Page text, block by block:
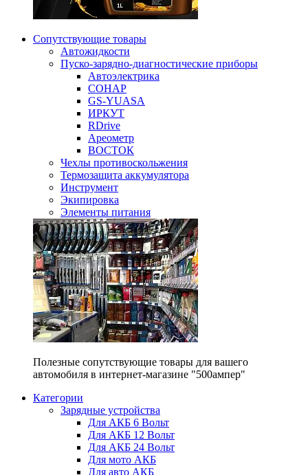
Сопутствующие товары
Автожидкости
Пуско-зарядно-диагностические приборы
Автоэлектрика
СОНАР
GS-YUASA
ИРКУТ
RDrive
Ареометр
ВОСТОК
Чехлы противоскольжения
Термозащита аккумулятора
Инструмент
Экипировка
Элементы питания
Полезные сопутствующие товары для вашего
автомобиля в интернет-магазине "500ампер"
Категории
Зарядные устройства
Для АКБ 6 Вольт
Для АКБ 12 Вольт
Для АКБ 24 Вольт
Для мото АКБ
Для авто АКБ